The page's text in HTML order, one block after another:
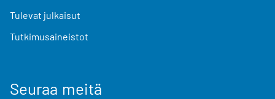
Tulevat julkaisut
Tutkimusaineistot
Seuraa meitä